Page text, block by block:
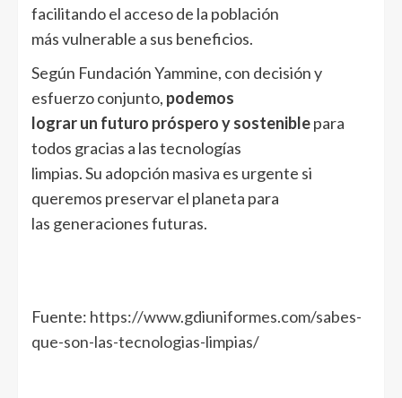
facilitando el acceso de la población
más vulnerable a sus beneficios.
Según Fundación Yammine, con decisión y
esfuerzo conjunto, podemos
lograr un futuro próspero y sosteniblepara
todos gracias a las tecnologías
limpias. Su adopción masiva es urgente si
queremos preservar el planeta para
las generaciones futuras.
Fuente: https://www.gdiuniformes.com/sabes-
que-son-las-tecnologias-limpias/